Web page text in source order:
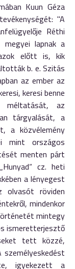
Kuun Géza
"A
Réthi
lapnak a
előtt is, kik
b. e. Szitás
az ember az
keresi benne
méltatását, az
tárgyalását, a
a közvélemény
mint országos
menten párt
cz. heti
a lényegest
olvasót röviden
mindenkor
mintegy
ismeretterjesztő
tett közzé,
igyekezett a